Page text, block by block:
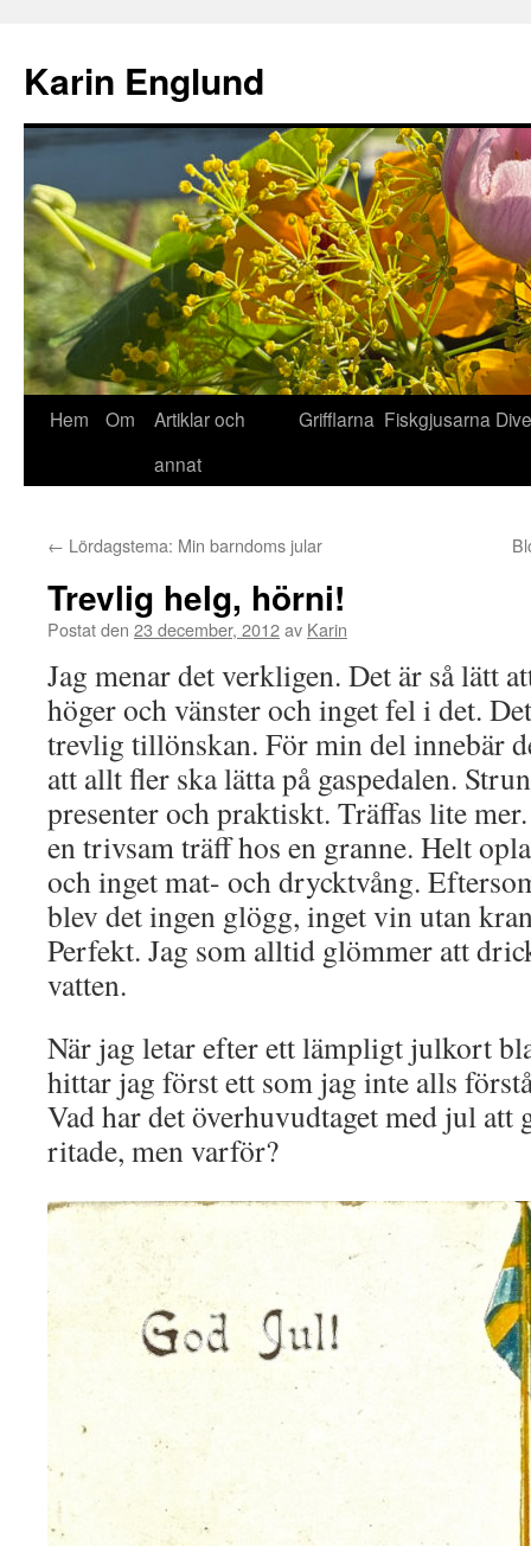
innehåll
Karin Englund
Hem Om
Artiklar och
annat
Grifflarna Fiskgjusarna
← Lördagstema: Min barndoms jular
Trevlig helg, hörni!
Postat den 23 december, 2012av Karin
Jag menar det verkligen. Det är så lätt
höger och vänster och inget fel i det.
trevlig tillönskan. För min del innebär
att allt fler ska lätta på gaspedalen.
presenter och praktiskt. Träffas lite
en trivsam träff hos en granne. Helt
och inget mat- och drycktvång.
blev det ingen glögg, inget vin utan
Perfekt. Jag som alltid glömmer att
vatten.
När jag letar efter ett lämpligt julkort
hittar jag först ett som jag inte alls
Vad har det överhuvudtaget med jul att
ritade, men varför?